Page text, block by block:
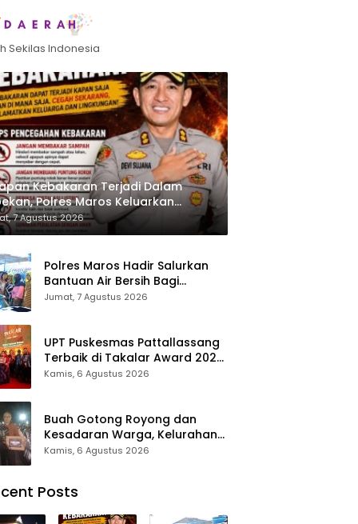
Sekilas Indonesia
Kebakaran Terjadi Dalam
Polres Maros Keluarkan
kepada Masyarakat
7 Agustus 2026
Polres Maros Hadir Salurkan
Bantuan Air Bersih Bagi
Masyarakat Terdampak Krisis
Jumat, 7 Agustus 2026
UPT Puskesmas Pattallassang
Terbaik di Takalar Award 2026,
Bukti Komitmen Hadirkan
Kamis, 6 Agustus 2026
Buah Gotong Royong dan
Kesadaran Warga, Kelurahan
Patte’ne Menjadi Bintang
Kamis, 6 Agustus 2026
Posts